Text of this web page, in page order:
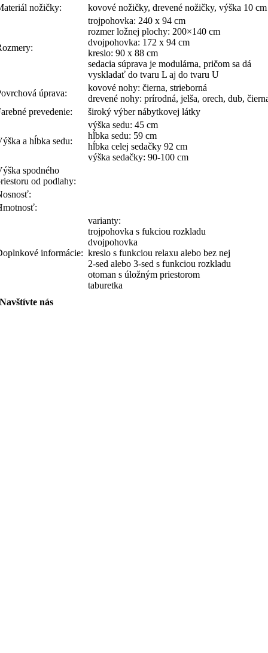
nožičky:
kovové nožičky, drevené nožičky, výška 10 cm
trojpohovka: 240 x 94 cm
rozmer ložnej plochy: 200×140 cm
dvojpohovka: 172 x 94 cm
kreslo: 90 x 88 cm
sedacia súprava je modulárna, pričom sa dá
vyskladať do tvaru L aj do tvaru U
úprava:
kovové nohy: čierna, strieborná
drevené nohy: prírodná, jelša, orech, dub,
prevedenie:
široký výber nábytkovej látky
a hĺbka sedu:
výška sedu: 45 cm
hĺbka sedu: 59 cm
hĺbka celej sedačky 92 cm
výška sedačky: 90-100 cm
spodného
od podlahy:
informácie:
varianty:
trojpohovka s fukciou rozkladu
dvojpohovka
kreslo s funkciou relaxu alebo bez nej
2-sed alebo 3-sed s funkciou rozkladu
otoman s úložným priestorom
taburetka
Navštívte nás